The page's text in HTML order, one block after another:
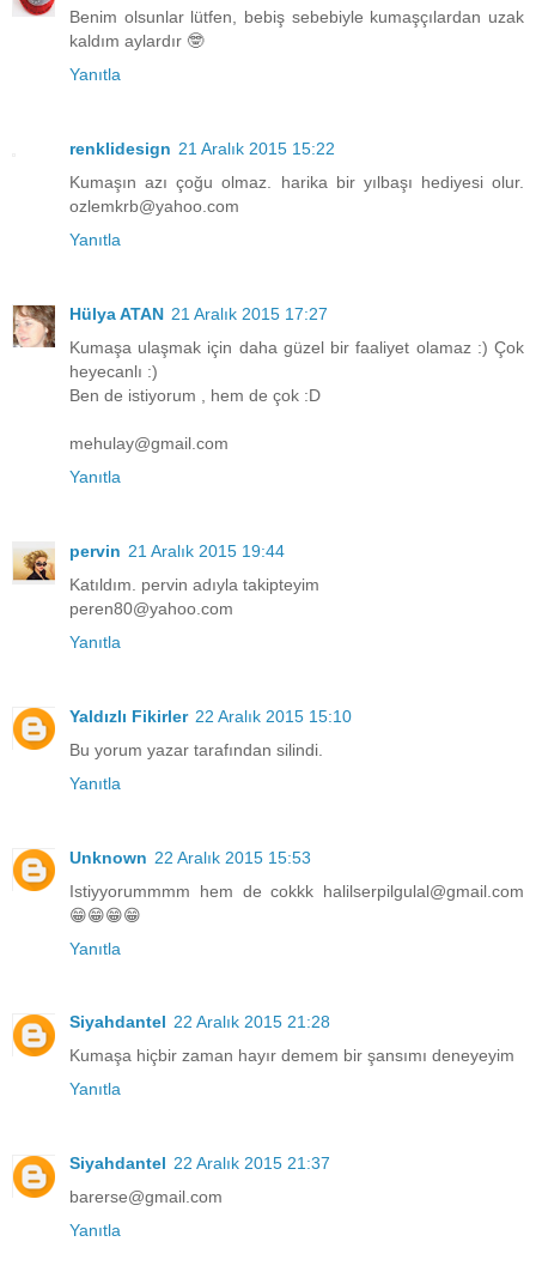
Benim olsunlar lütfen, bebiş sebebiyle kumaşçılardan uzak
kaldım aylardır 🤓
Yanıtla
renklidesign 21 Aralık 2015 15:22
Kumaşın azı çoğu olmaz. harika bir yılbaşı hediyesi olur.
ozlemkrb@yahoo.com
Yanıtla
Hülya ATAN 21 Aralık 2015 17:27
Kumaşa ulaşmak için daha güzel bir faaliyet olamaz :) Çok
heyecanlı :)
Ben de istiyorum , hem de çok :D
mehulay@gmail.com
Yanıtla
pervin 21 Aralık 2015 19:44
Katıldım. pervin adıyla takipteyim
peren80@yahoo.com
Yanıtla
Yaldızlı Fikirler 22 Aralık 2015 15:10
Bu yorum yazar tarafından silindi.
Yanıtla
Unknown 22 Aralık 2015 15:53
Istiyyorummmm hem de cokkk halilserpilgulal@gmail.com
😁😁😁😁
Yanıtla
Siyahdantel 22 Aralık 2015 21:28
Kumaşa hiçbir zaman hayır demem bir şansımı deneyeyim
Yanıtla
Siyahdantel 22 Aralık 2015 21:37
barerse@gmail.com
Yanıtla